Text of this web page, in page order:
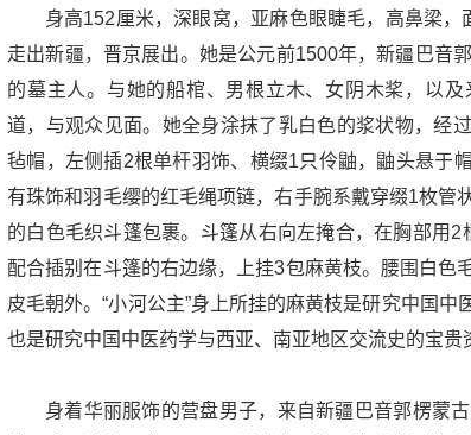
身高152厘米，深眼窝，亚麻色眼睫毛，高鼻梁，
走出新疆，晋京展出。她是公元前1500年，新疆巴音
的墓主人。与她的船棺、男根立木、女阴木桨，以
道，与观众见面。她全身涂抹了乳白色的浆状物，经
毡帽，左侧插2根单杆羽饰、横缀1只伶鼬，鼬头悬于
有珠饰和羽毛缨的红毛绳项链，右手腕系戴穿缀1枚管
的白色毛织斗篷包裹。斗篷从右向左掩合，在胸部用
配合插别在斗篷的右边缘，上挂3包麻黄枝。腰围白色
皮毛朝外。“小河公主”身上所挂的麻黄枝是研究中国中
也是研究中国中医药学与西亚、南亚地区交流史的宝贵
身着华丽服饰的营盘男子，来自新疆巴音郭楞蒙